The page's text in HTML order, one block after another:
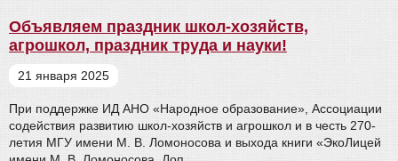
Объявляем праздник школ-хозяйств,
агрошкол, праздник труда и науки!
21 января 2025
При поддержке ИД АНО «Народное образование», Ассоциации
содействия развитию школ-хозяйств и агрошкол и в честь 270-
летия МГУ имени М. В. Ломоносова и выхода книги «ЭкоЛицей